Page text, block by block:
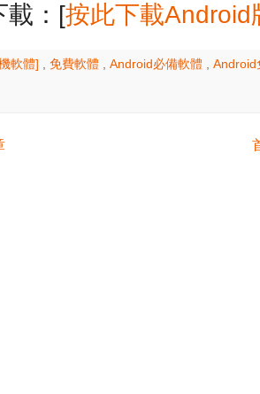
載：[按此下載Android
軟體] 免費軟體 Android必備軟體 Android